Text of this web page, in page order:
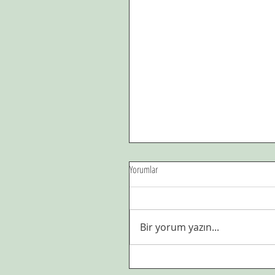
Babam.
Yorumlar
Bir yorum yazın...